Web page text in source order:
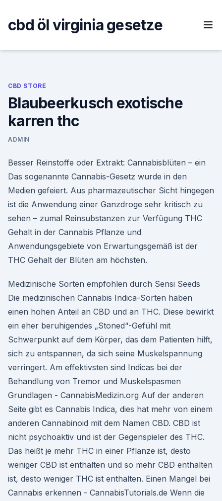
content
cbd öl virginia gesetze
CBD STORE
Blaubeerkusch exotische
karren thc
ADMIN
Besser Reinstoffe oder Extrakt: Cannabisblüten – ein
Das sogenannte Cannabis-Gesetz wurde in den
Medien gefeiert. Aus pharmazeutischer Sicht hingegen
ist die Anwendung einer Ganzdroge sehr kritisch zu
sehen – zumal Reinsubstanzen zur Verfügung THC
Gehalt in der Cannabis Pflanze und
Anwendungsgebiete von Erwartungsgemäß ist der
THC Gehalt der Blüten am höchsten.
Medizinische Sorten empfohlen durch Sensi Seeds
Die medizinischen Cannabis Indica-Sorten haben
einen hohen Anteil an CBD und an THC. Diese bewirkt
ein eher beruhigendes „Stoned“-Gefühl mit
Schwerpunkt auf dem Körper, das dem Patienten hilft,
sich zu entspannen, da sich seine Muskelspannung
verringert. Am effektivsten sind Indicas bei der
Behandlung von Tremor und Muskelspasmen
Grundlagen - CannabisMedizin.org Auf der anderen
Seite gibt es Cannabis Indica, dies hat mehr von einem
anderen Cannabinoid mit dem Namen CBD. CBD ist
nicht psychoaktiv und ist der Gegenspieler des THC.
Das heißt je mehr THC in einer Pflanze ist, desto
weniger CBD ist enthalten und so mehr CBD enthalten
ist, desto weniger THC ist enthalten. Einen Mangel bei
Cannabis erkennen - CannabisTutorials.de Wenn die